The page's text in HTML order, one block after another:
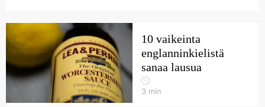
10 vaikeinta
englanninkielistä
sanaa lausua
3 min